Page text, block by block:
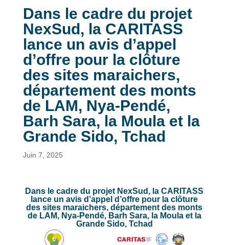
Dans le cadre du projet
NexSud, la CARITASS
lance un avis d’appel
d’offre pour la clôture
des sites maraichers,
département des monts
de LAM, Nya-Pendé,
Barh Sara, la Moula et la
Grande Sido, Tchad
Juin 7, 2025
Dans le cadre du projet NexSud, la CARITASS
lance un avis d’appel d’offre pour la clôture
des sites maraichers, département des monts
de LAM, Nya-Pendé, Barh Sara, la Moula et la
Grande Sido, Tchad